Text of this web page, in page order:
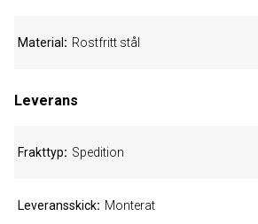
Material Rostfritt stål
Leverans
Frakttyp Spedition
Leveransskick Monterat